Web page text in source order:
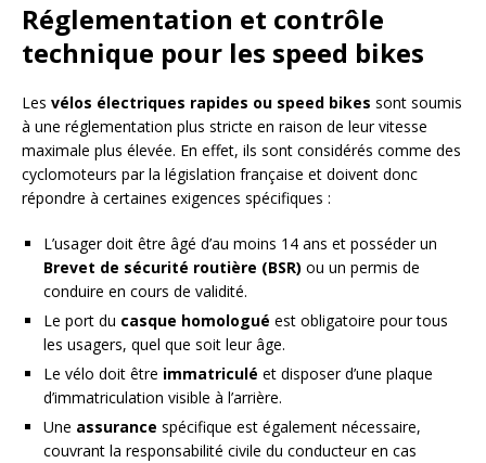
Réglementation et contrôle
technique pour les speed bikes
Les vélos électriques rapides ou speed bikes sont soumis
à une réglementation plus stricte en raison de leur vitesse
maximale plus élevée. En effet, ils sont considérés comme des
cyclomoteurs par la législation française et doivent donc
répondre à certaines exigences spécifiques :
L’usager doit être âgé d’au moins 14 ans et posséder un
Brevet de sécurité routière (BSR) ou un permis de
conduire en cours de validité.
Le port du casque homologué est obligatoire pour tous
les usagers, quel que soit leur âge.
Le vélo doit être immatriculé et disposer d’une plaque
d’immatriculation visible à l’arrière.
Une assurance spécifique est également nécessaire,
couvrant la responsabilité civile du conducteur en cas